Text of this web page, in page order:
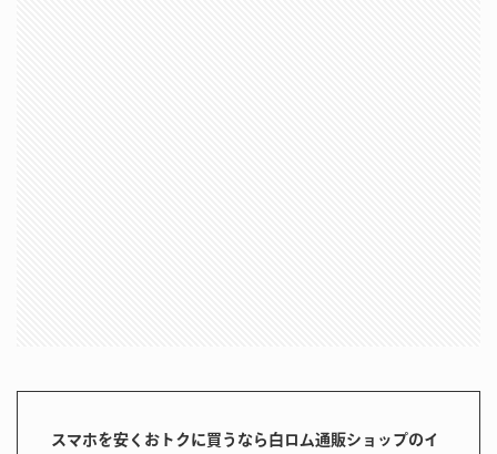
スマホを安くおトクに買うなら白ロム通販ショップのイ